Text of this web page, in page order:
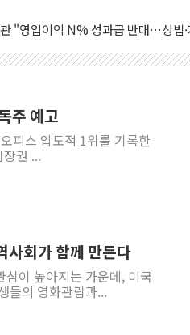
리뷰, 미 주가선물 AI주 차익실현
단거리 탄도미사일 발사에 긴급 안
시점 드론으로 우크라 민간인 '사파리
] 지수 하락 속 'DGC' 임시 주총 기
창설 80주년…지역과 함께하는 '선봉'
산서 동해로 단거리 탄도미사일 1발
전술, 중남미 콜롬비아에 새 안보
주 예고
피스 압도적 1위를 기록한
권 ...
회가 함께 만든다
이 높아지는 가운데, 미국
들의 영화관람과...